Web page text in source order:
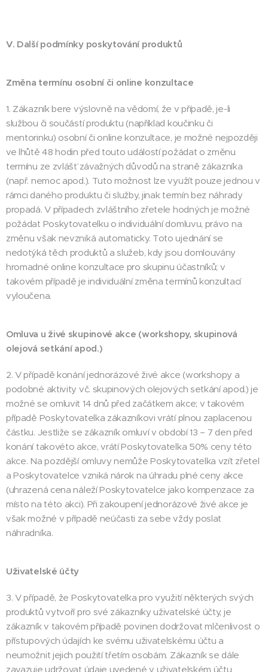
V. Další podmínky poskytování produktů
Změna termínu osobní či online konzultace
1. Zákazník bere výslovně na vědomí, že v případě, je-li
službou či součástí produktu (například koučinku či
mentorinku) osobní či online konzultace, je možné nejpozději
ve lhůtě 48 hodin před touto událostí požádat o změnu
termínu ze zvlášť závažných důvodů na straně zákazníka
(např. nemoc apod.). Tuto možnost lze využít pouze jednou v
rámci daného produktu či služby, jinak termín bez náhrady
propadá. V případech zvláštního zřetele hodných je možné
požádat Poskytovatelku o individuální domluvu, právo na
změnu však nevzniká automaticky. Toto ujednání se
nedotýká těch produktů a služeb, kdy jsou domlouvány
hromadné online konzultace pro skupinu účastníků; v
takovém případě je individuální změna termínů konzultací
vyloučena.
Omluva u živé skupinové akce (workshopy, skupinová
olejová setkání apod.)
2. V případě konání jednorázové živé akce (workshopy a
podobné aktivity vč. skupinových olejových setkání apod.) je
možné se omluvit 14 dnů před začátkem akce; v takovém
případě Poskytovatelka zákazníkovi vrátí plnou zaplacenou
částku. Jestliže se zákazník omluví v období 13 – 7 den před
konání takovéto akce, vrátí Poskytovatelka 50% ceny této
akce. Na pozdější omluvy nemůže Poskytovatelka vzít zřetel
a Poskytovatelce vzniká nárok na úhradu plné ceny akce
(uhrazená cena náleží Poskytovatelce jako kompenzace za
místo na této akci). Při zakoupení jednorázové živé akce je
však možné v případě neúčasti za sebe vždy poslat
náhradníka.
Uživatelské účty
3. V případě, že Poskytovatelka pro využití některých svých
produktů vytvoří pro své zákazníky uživatelské účty, je
zákazník v takovém případě povinen dodržovat mlčenlivost o
přístupových údajích ke svému uživatelskému účtu a
neumožnit jejich použití třetím osobám. Zákazník se dále
zavazuje udržovat údaje uvedené v uživatelském účtu